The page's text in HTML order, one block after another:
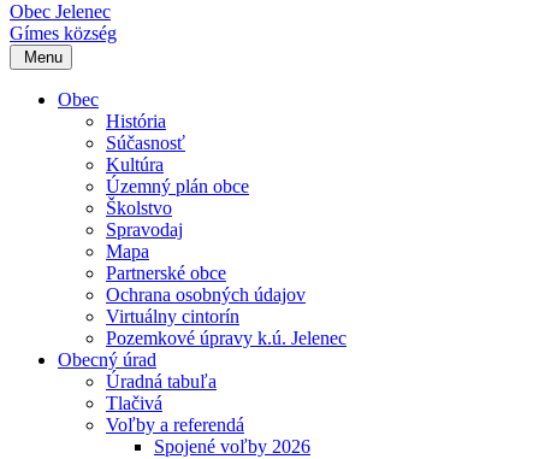
Obec Jelenec
Gímes község
Menu
Obec
História
Súčasnosť
Kultúra
Územný plán obce
Školstvo
Spravodaj
Mapa
Partnerské obce
Ochrana osobných údajov
Virtuálny cintorín
Pozemkové úpravy k.ú. Jelenec
Obecný úrad
Úradná tabuľa
Tlačivá
Voľby a referendá
Spojené voľby 2026